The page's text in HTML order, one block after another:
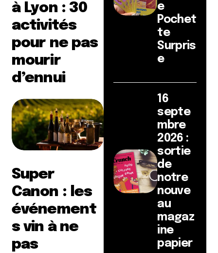
à Lyon : 30
activités
pour ne pas
mourir
d’ennui
Super
Canon : les
événement
s vin à ne
pas
e
Pochet
te
Surpris
e
16
septe
mbre
2026 :
sortie
de
notre
nouve
au
magaz
ine
papier